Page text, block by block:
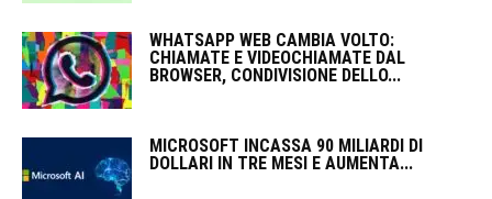
WHATSAPP WEB CAMBIA VOLTO:
CHIAMATE E VIDEOCHIAMATE DAL
BROWSER, CONDIVISIONE DELLO...
MICROSOFT INCASSA 90 MILIARDI DI
DOLLARI IN TRE MESI E AUMENTA...